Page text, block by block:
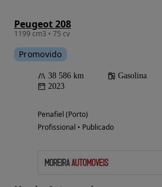
Peugeot 208
1199 cm3 • 75 cv
Promovido
38 586 km Gasolina
2023
Penafiel (Porto)
Profissional • Publicado